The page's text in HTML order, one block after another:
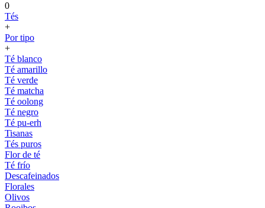
0
Tés
+
Por tipo
+
Té blanco
Té amarillo
Té verde
Té matcha
Té oolong
Té negro
Té pu-erh
Tisanas
Tés puros
Flor de té
Té frío
Descafeinados
Florales
Olivos